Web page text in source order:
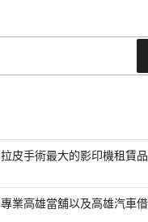
皮手術最大的影印機租賃
業高雄當舖以及高雄汽車